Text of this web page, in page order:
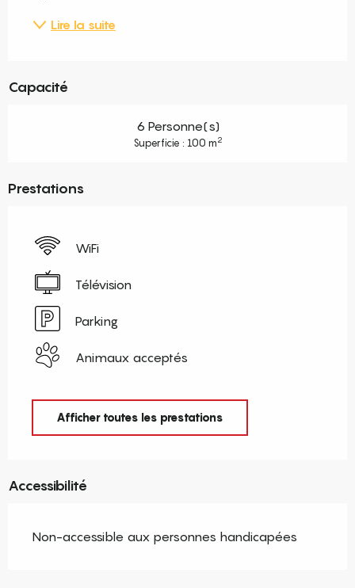
Lire la suite
Capacité
6 Personne(s)
Superficie : 100 m2
Prestations
WiFi
Télévision
Parking
Animaux acceptés
Afficher toutes les prestations
Accessibilité
Non-accessible aux personnes handicapées